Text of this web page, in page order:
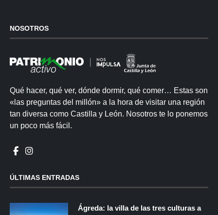
NOSOTROS
Qué hacer, qué ver, dónde dormir, qué comer… Estas son
«las preguntas del millón» a la hora de visitar una región
tan diversa como Castilla y León. Nosotros te lo ponemos
un poco más fácil.
ÚLTIMAS ENTRADAS
Ágreda: la villa de las tres culturas a